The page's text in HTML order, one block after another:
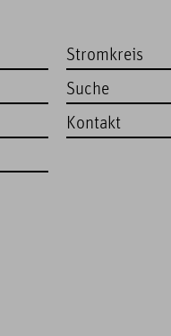
Stromkreis
Kontakt